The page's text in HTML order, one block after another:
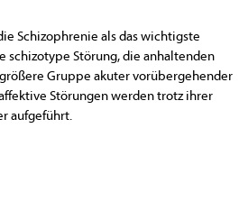
Schizophrenie als das wichtigste
schizotype Störung, die anhaltenden
Gruppe akuter vorübergehender
Störungen werden trotz ihrer
aufgeführt.